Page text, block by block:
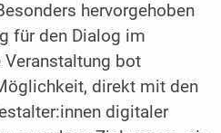
hervorgehoben
für den Dialog im
Veranstaltung bot
direkt mit den
digitaler